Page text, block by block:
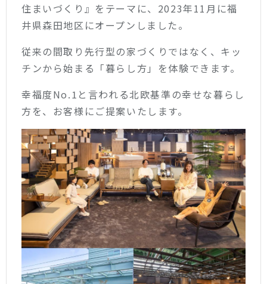
住まいづくり』をテーマに、2023年11月に福
井県森田地区にオープンしました。
従来の間取り先行型の家づくりではなく、キッ
チンから始まる「暮らし方」を体験できます。
幸福度No.1と言われる北欧基準の幸せな暮らし
方を、お客様にご提案いたします。